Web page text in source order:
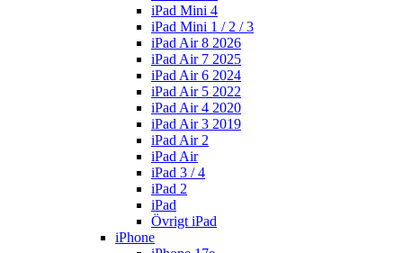
iPad Mini 4
iPad Mini 1 / 2 / 3
iPad Air 8 2026
iPad Air 7 2025
iPad Air 6 2024
iPad Air 5 2022
iPad Air 4 2020
iPad Air 3 2019
iPad Air 2
iPad Air
iPad 3 / 4
iPad 2
iPad
Övrigt iPad
iPhone